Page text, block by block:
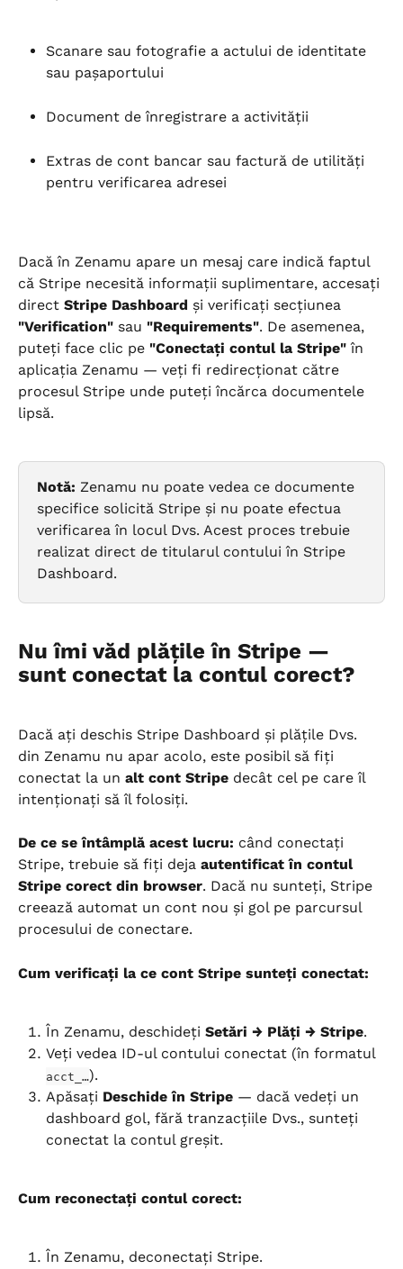
Scanare sau fotografie a actului de identitate
sau pașaportului
Document de înregistrare a activității
Extras de cont bancar sau factură de utilități
pentru verificarea adresei
Dacă în Zenamu apare un mesaj care indică faptul
că Stripe necesită informații suplimentare, accesați
direct Stripe Dashboard și verificați secțiunea
"Verification" sau "Requirements". De asemenea,
puteți face clic pe "Conectați contul la Stripe" în
aplicația Zenamu — veți fi redirecționat către
procesul Stripe unde puteți încărca documentele
lipsă.
Notă: Zenamu nu poate vedea ce documente
specifice solicită Stripe și nu poate efectua
verificarea în locul Dvs. Acest proces trebuie
realizat direct de titularul contului în Stripe
Dashboard.
Nu îmi văd plățile în Stripe —
sunt conectat la contul corect?
Dacă ați deschis Stripe Dashboard și plățile Dvs.
din Zenamu nu apar acolo, este posibil să fiți
conectat la un alt cont Stripe decât cel pe care îl
intenționați să îl folosiți.
De ce se întâmplă acest lucru: când conectați
Stripe, trebuie să fiți deja autentificat în contul
Stripe corect din browser. Dacă nu sunteți, Stripe
creează automat un cont nou și gol pe parcursul
procesului de conectare.
Cum verificați la ce cont Stripe sunteți conectat:
În Zenamu, deschideți Setări → Plăți → Stripe.
Veți vedea ID-ul contului conectat (în formatul
acct_…).
Apăsați Deschide în Stripe — dacă vedeți un
dashboard gol, fără tranzacțiile Dvs., sunteți
conectat la contul greșit.
Cum reconectați contul corect:
În Zenamu, deconectați Stripe.